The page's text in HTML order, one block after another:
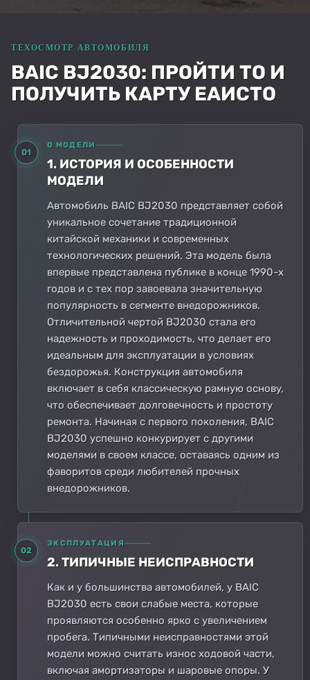
BAIC BJ2030: ПРОЙТИ ТО И
ПОЛУЧИТЬ КАРТУ ЕАИСТО
01
О МОДЕЛИ
1. ИСТОРИЯ И ОСОБЕННОСТИ
МОДЕЛИ
Автомобиль BAIC BJ2030 представляет собой
уникальное сочетание традиционной
китайской механики и современных
технологических решений. Эта модель была
впервые представлена публике в конце 1990-х
годов и с тех пор завоевала значительную
популярность в сегменте внедорожников.
Отличительной чертой BJ2030 стала его
надежность и проходимость, что делает его
идеальным для эксплуатации в условиях
бездорожья. Конструкция автомобиля
включает в себя классическую рамную основу,
что обеспечивает долговечность и простоту
ремонта. Начиная с первого поколения, BAIC
BJ2030 успешно конкурирует с другими
моделями в своем классе, оставаясь одним из
фаворитов среди любителей прочных
внедорожников.
02
ЭКСПЛУАТАЦИЯ
2. ТИПИЧНЫЕ НЕИСПРАВНОСТИ
Как и у большинства автомобилей, у BAIC
BJ2030 есть свои слабые места, которые
проявляются особенно ярко с увеличением
пробега. Типичными неисправностями этой
модели можно считать износ ходовой части,
включая амортизаторы и шаровые опоры. У